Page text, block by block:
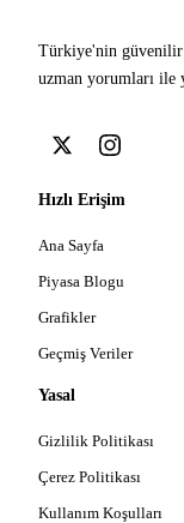
Türkiye'nin
uzman yorumları ile
Hızlı Erişim
Ana Sayfa
Piyasa Blogu
Grafikler
Geçmiş Veriler
Yasal
Gizlilik Politikası
Çerez Politikası
Kullanım Koşulları